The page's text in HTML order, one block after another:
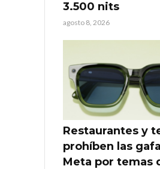
3.500 nits
agosto 8, 2026
Restaurantes y
prohíben las
Meta por temas